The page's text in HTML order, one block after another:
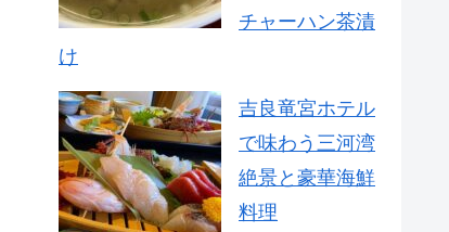
チャーハン茶漬
け
吉良竜宮ホテル
で味わう三河湾
絶景と豪華海鮮
料理